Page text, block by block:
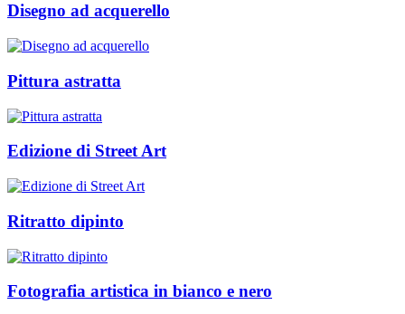
Disegno ad acquerello
Pittura astratta
Edizione di Street Art
Ritratto dipinto
Fotografia artistica in bianco e nero